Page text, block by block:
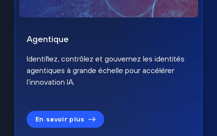
Agentique
Identifiez, contrôlez et gouvernez les identités
agentiques à grande échelle pour accélérer
l’innovation IA.
En savoir plus